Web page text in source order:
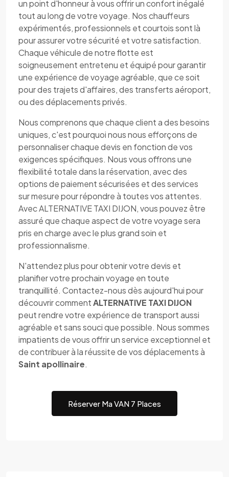
un point d'honneur à vous offrir un confort inégalé
tout au long de votre voyage. Nos chauffeurs
expérimentés, professionnels et courtois sont là
pour assurer votre sécurité et votre satisfaction.
Chaque véhicule de notre flotte est
soigneusement entretenu et équipé pour garantir
une expérience de voyage agréable, que ce soit
pour des trajets d'affaires, des transferts aéroport,
ou des déplacements privés.
Nous comprenons que chaque client a des besoins
uniques, c'est pourquoi nous nous efforçons de
personnaliser chaque devis en fonction de vos
exigences spécifiques. Nous vous offrons une
flexibilité totale dans la réservation, avec des
options de paiement sécurisées et des services
sur mesure pour répondre à toutes vos attentes.
Avec ALTERNATIVE TAXI DIJON, vous pouvez être
assuré que chaque aspect de votre voyage sera
pris en charge avec le plus grand soin et
professionnalisme.
N'attendez plus pour obtenir votre devis et
planifier votre prochain voyage en toute
tranquillité. Contactez-nous dès aujourd'hui pour
découvrir commentALTERNATIVE TAXI DIJON
peut rendre votre expérience de transport aussi
agréable et sans souci que possible. Nous sommes
impatients de vous offrir un service exceptionnel et
de contribuer à la réussite de vos déplacements à
Saint apollinaire.
Réserver Ma VAN 7 Places